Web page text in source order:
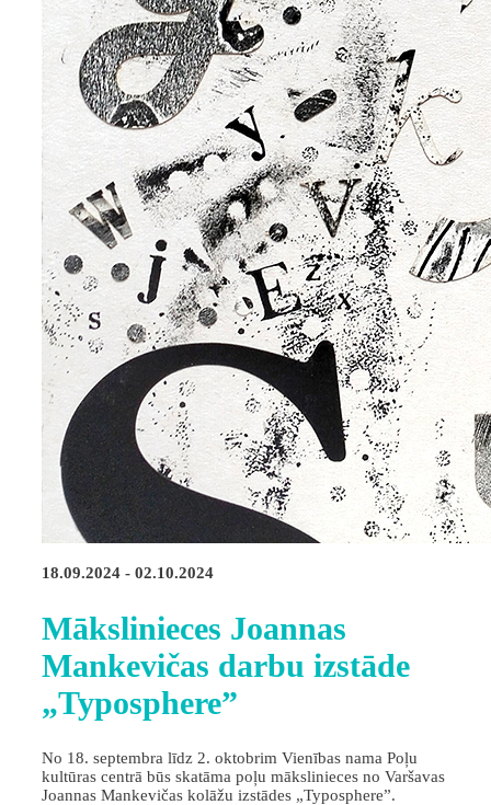
18.09.2024 - 02.10.2024
Mākslinieces Joannas
Mankevičas darbu izstāde
„Typosphere”
No 18. septembra līdz 2. oktobrim Vienības nama Poļu
kultūras centrā būs skatāma poļu mākslinieces no Varšavas
Joannas Mankevičas kolāžu izstādes „Typosphere”.